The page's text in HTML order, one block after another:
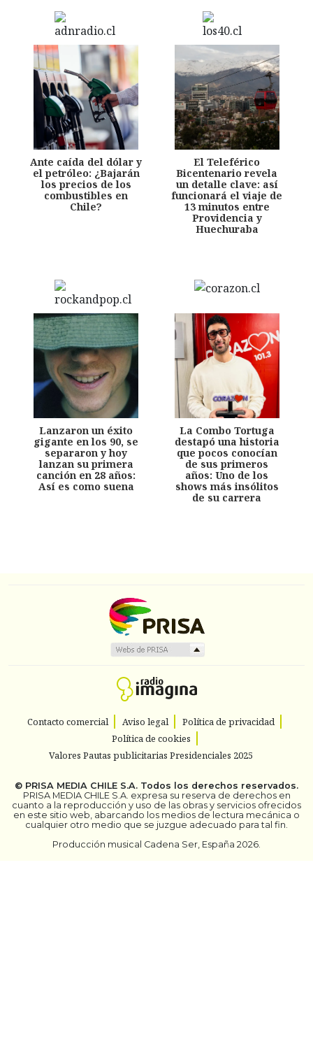
Ante caída del dólar y
el petróleo: ¿Bajarán
los precios de los
combustibles en
Chile?
El Teleférico
Bicentenario revela
un detalle clave: así
funcionará el viaje de
13 minutos entre
Providencia y
Huechuraba
Lanzaron un éxito
gigante en los 90, se
separaron y hoy
lanzan su primera
canción en 28 años:
Así es como suena
La Combo Tortuga
destapó una historia
que pocos conocían
de sus primeros
años: Uno de los
shows más insólitos
de su carrera
Contacto comercial Aviso legal
Política de privacidad
Política de cookies
Valores Pautas publicitarias Presidenciales 2025
© PRISA MEDIA CHILE S.A. Todos los derechos reservados.
PRISA MEDIA CHILE S.A. expresa su reserva de derechos en
cuanto a la reproducción y uso de las obras y servicios ofrecidos
en este sitio web, abarcando los medios de lectura mecánica o
cualquier otro medio que se juzgue adecuado para tal fin.
Producción musical Cadena Ser, España 2026.